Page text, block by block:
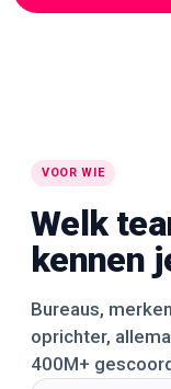
🌍WERELDWIJD
VOOR WIE
Welk
kennen
Bureaus,
oprichter,
400M+